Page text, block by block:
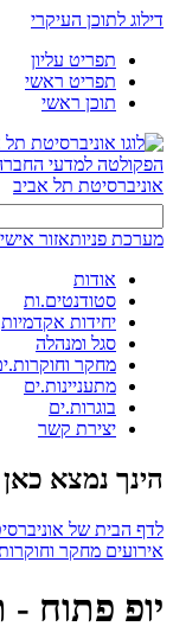
דילוג לתוכן העיקרי
תפריט עליון
תפריט ראשי
תוכן ראשי
הפקולטה למדעי
אוניברסיטת תל אביב
מערכת פניותאזור
אודות
סטודנטים.ות
יחידות אקדמיות
סגל ומנהלה
מחקר
מתעניינות.ים
בוגרות.ים
יצירת קשר
הינך נמצא כאן
לדף הבית של
אירועים מחקר
יופ פתוח -